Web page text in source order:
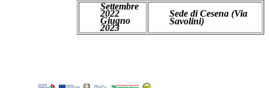
Settembre
2022
Giugno
2023
Sede di Cesena (Via
Savolini)